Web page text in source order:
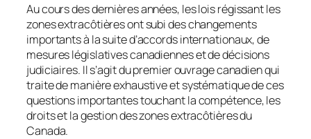
Au cours des dernières années, les lois régissant les
zones extracôtières ont subi des changements
importants à la suite d’accords internationaux, de
mesures législatives canadiennes et de décisions
judiciaires. Il s’agit du premier ouvrage canadien qui
traite de manière exhaustive et systématique de ces
questions importantes touchant la compétence, les
droits et la gestion des zones extracôtières du
Canada.